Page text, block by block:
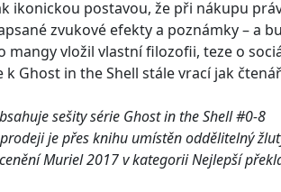
ikonickou postavou, že při nákupu
zvukové efekty a poznámky – a
mangy vložil vlastní filozofii, teze o
k Ghost in the Shell stále vrací jak
sešity série Ghost in the Shell #0-8
je přes knihu umístěn oddělitelný
Muriel 2017 v kategorii Nejlepší